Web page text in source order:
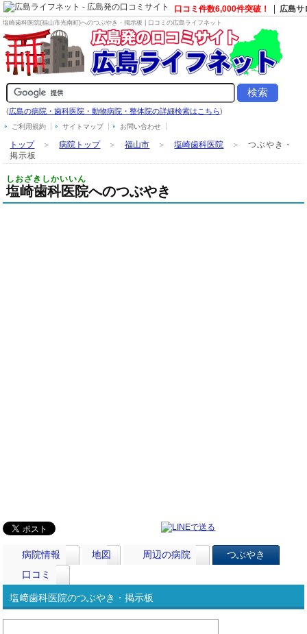
口コミ件数6,000件突破！ 広島サ
塩崎歯科医院(福山市光南町)へのつぶやき・掲示板 | 口コミの広島ライフネット
(広島の病院・歯科医院・動物病院・整体院の詳細検索はこちら)
ご利用規約 サイトマップ お問い合わせ
トップ＞病院トップ＞福山市 ＞塩崎歯科医院 ＞つぶやき・
掲示板
しおざきしかいいん
塩崎歯科医院へのつぶやき
病院情報 地図 周辺の病院
つぶやき
口コミ
塩﨑歯科医院のつぶやき・掲示板